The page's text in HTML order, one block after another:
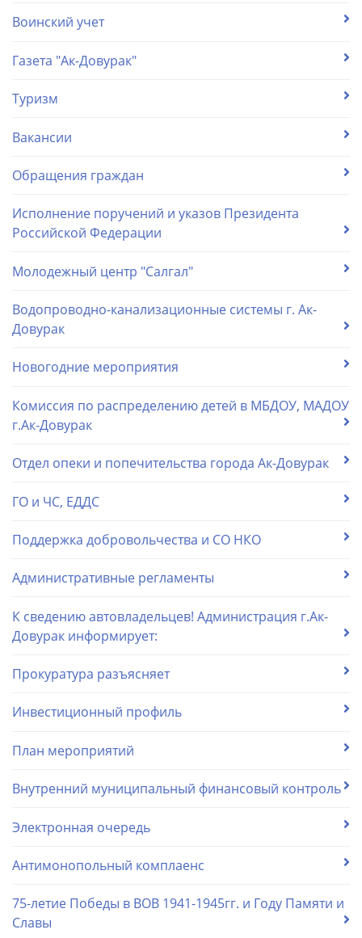
Воинский учет
Газета "Ак-Довурак"
Туризм
Вакансии
Обращения граждан
Исполнение поручений и указов Президента
Российской Федерации
Молодежный центр "Салгал"
Водопроводно-канализационные системы г. Ак-
Довурак
Новогодние мероприятия
Комиссия по распределению детей в МБДОУ, МАДОУ
г.Ак-Довурак
Отдел опеки и попечительства города Ак-Довурак
ГО и ЧС, ЕДДС
Поддержка добровольчества и СО НКО
Административные регламенты
К сведению автовладельцев! Администрация г.Ак-
Довурак информирует:
Прокуратура разъясняет
Инвестиционный профиль
План мероприятий
Внутренний муниципальный финансовый контроль
Электронная очередь
Антимонопольный комплаенс
75-летие Победы в ВОВ 1941-1945гг. и Году Памяти и
Славы